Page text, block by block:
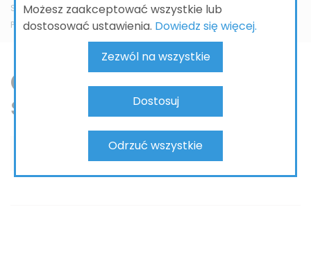
Możesz zaakceptować wszystkie lub
dostosować ustawienia. Dowiedz się więcej.
Zezwól na wszystkie
Dostosuj
Odrzuć wszystkie
Strona główna ŁAZIENKI
CERAMIKA ŁAZIENKOWA
PRODUCENT
GEBERIT Acanto Deska sedesowa
Geberit Acanto – deski
sedesowe